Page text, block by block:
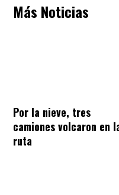
Más Noticias
Por la nieve, tres
camiones volcaron en
ruta